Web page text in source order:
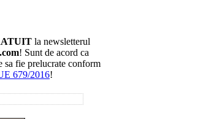
la newsletterul
! Sunt de acord ca
sa fie prelucrate conform
679/2016!